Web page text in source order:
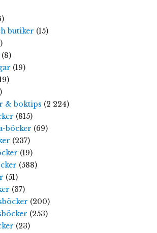
butiker (15)
(8)
(19)
& boktips (2 224)
(815)
böcker (69)
(237)
(19)
(588)
(51)
(37)
(200)
(253)
(23)